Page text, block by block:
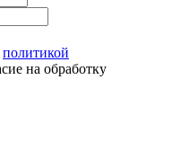
политикой
на обработку